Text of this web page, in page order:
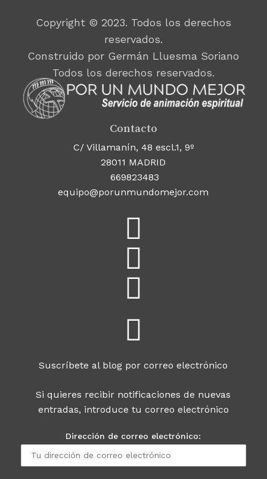
Copyright © 2023. Todos los derechos
reservados.
Construido por Germán Lluesma Soriano
Todos los derechos reservados.
Contacto
C/ Villamanín, 48 escl.1, 9º
28011 MADRID
669823483
equipo@porunmundomejor.com
Suscríbete al blog por correo electrónico
Si quieres recibir notificaciones de nuevas
entradas, introduce tu correo electrónico
Dirección de correo electrónico: